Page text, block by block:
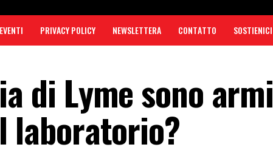
EVENTI PRIVACY POLICY NEWSLETTERA CONTATTO SOSTIENICI
di Lyme sono armi
laboratorio?